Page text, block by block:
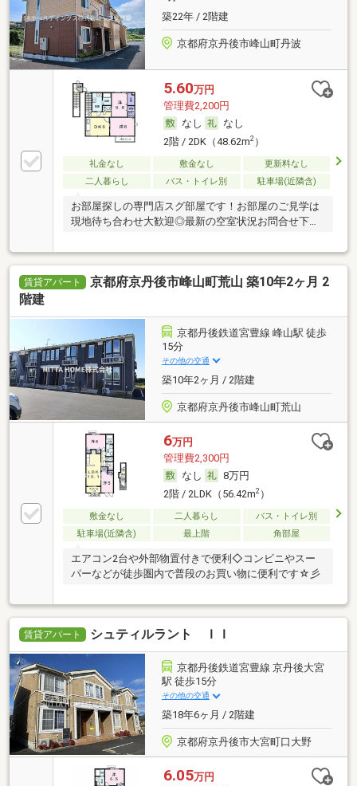
築22年 / 2階建
京都府京丹後市峰山町丹波
5.60万円
管理費2,200円
なし
なし
2階 / 2DK（48.62m2）
礼金なし 敷金なし
更新料なし
二人暮らし
バス・トイレ別 駐車場(近隣含)
お部屋探しの専門店スグ部屋です！お部屋のご見学は
現地待ち合わせ大歓迎◎最新の空室状況お問合せ下さ
賃貸アパート
京都府京丹後市峰山町荒山 築10年2ヶ月 2
階建
京都丹後鉄道宮豊線 峰山駅 徒歩
15分
その他の交通
築10年2ヶ月 / 2階建
京都府京丹後市峰山町荒山
6万円
管理費2,300円
なし
8万円
2階 / 2LDK（56.42m2）
敷金なし 二人暮らし
バス・トイレ別
駐車場(近隣含)
最上階 角部屋
エアコン2台や外部物置付きで便利◇コンビニやスー
パーなどが徒歩圏内で普段のお買い物に便利です☆彡
賃貸アパート シュティルラント ＩＩ
京都丹後鉄道宮豊線 京丹後大宮
駅 徒歩15分
その他の交通
築18年6ヶ月 / 2階建
京都府京丹後市大宮町口大野
6.05万円